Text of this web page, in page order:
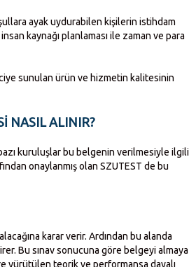
ayak uydurabilen kişilerin istihdam
kaynağı planlaması ile zaman ve para
sunulan ürün ve hizmetin kalitesinin
NASIL ALINIR?
kuruluşlar bu belgenin verilmesiyle ilgili
onaylanmış olan SZUTEST de bu
karar verir. Ardından bu alanda
Bu sınav sonucuna göre belgeyi almaya
yürütülen teorik ve performansa dayalı